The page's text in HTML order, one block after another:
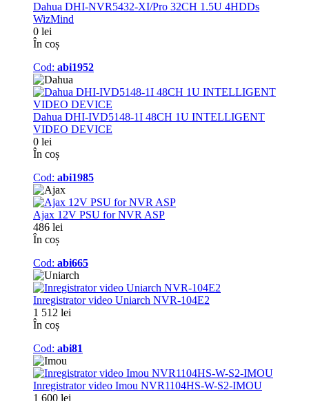
Dahua DHI-NVR5432-XI/Pro 32CH 1.5U 4HDDs
WizMind
0 lei
În coș
Cod: abi1952
Dahua DHI-IVD5148-1I 48CH 1U INTELLIGENT
VIDEO DEVICE
0 lei
În coș
Cod: abi1985
Ajax 12V PSU for NVR ASP
486 lei
În coș
Cod: abi665
Inregistrator video Uniarch NVR-104E2
1 512 lei
În coș
Cod: abi81
Inregistrator video Imou NVR1104HS-W-S2-IMOU
1 600 lei